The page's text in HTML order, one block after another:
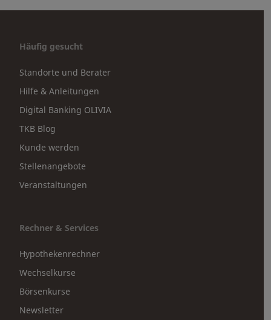
Häufig gesucht
Standorte und Berater
Hilfe & Anleitungen
Digital Banking OLIVIA
TKB Blog
Kunde werden
Stellenangebote
Veranstaltungen
Rechner & Services
Hypothekenrechner
Wechselkurse
Börsenkurse
Newsletter